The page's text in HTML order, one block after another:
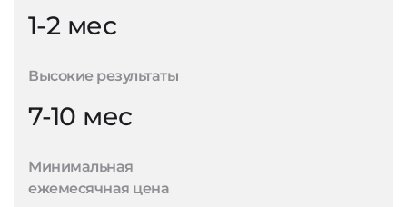
1-2 мес
Высокие результаты
7-10 мес
Минимальная
ежемесячная цена